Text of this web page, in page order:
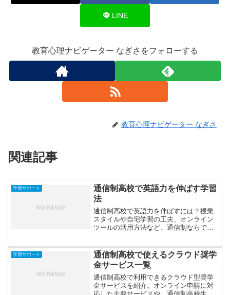
LINE
教育心理ナビゲーター なぎさをフォローする
教育心理ナビゲーター なぎさ
関連記事
学習サポート
通信制高校で英語力を伸ばす学習
法
通信制高校で英語力を伸ばすには？授業
スタイルや自宅学習の工夫、オンライン
ツールの活用方法など、通信制ならでは
学習サポート
通信制高校で使えるクラウド奨学
金サービス一覧
通信制高校で利用できるクラウド型奨学
金サービスを紹介。オンライン申請に対